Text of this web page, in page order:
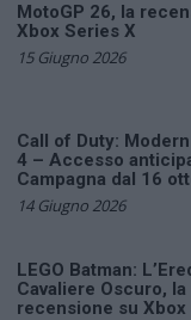
MotoGP 26, la
Xbox Series X
15 Giugno 2026
Call of Duty:
4 – Accesso
Campagna dal 16
14 Giugno 2026
LEGO Batman:
Cavaliere Oscuro, la
recensione su Xbox